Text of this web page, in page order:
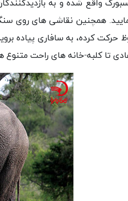
همچنین نقاشی های روی
حرکت کرده، به سافاری پیاده
تا کلبه-خانه های راحت متنوع